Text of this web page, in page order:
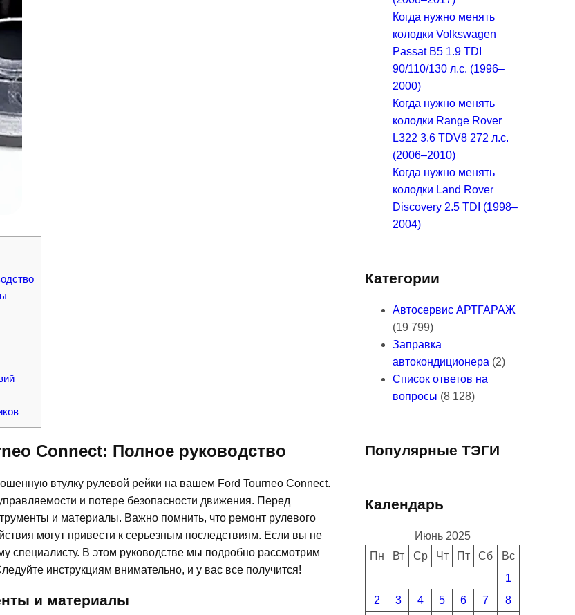
Connect: Полное руководство
втулку рулевой рейки на вашем Ford Tourneo Connect.
и потере безопасности движения. Перед
и материалы. Важно помнить, что ремонт рулевого
могут привести к серьезным последствиям. Если вы не
специалисту. В этом руководстве мы подробно рассмотрим
инструкциям внимательно, и у вас все получится!
и материалы
Когда нужно менять
колодки Volkswagen
Passat B5 1.9 TDI
90/110/130 л.с. (1996–
2000)
Когда нужно менять
колодки Range Rover
L322 3.6 TDV8 272 л.с.
(2006–2010)
Когда нужно менять
колодки Land Rover
Discovery 2.5 TDI (1998–
2004)
Категории
Автосервис АРТГАРАЖ
(19 799)
Заправка
автокондиционера (2)
Список ответов на
вопросы (8 128)
Популярные ТЭГИ
Календарь
Июнь 2025
Пн
Вт Ср Чт Пт Сб
Вс
1
2
3 4 5 6 7
8